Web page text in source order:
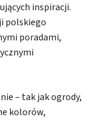
inspiracji.
polskiego
poradami,
– tak jak ogrody,
kolorów,